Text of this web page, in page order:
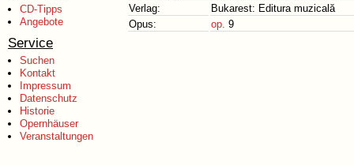
CD-Tipps
Angebote
Service
Suchen
Kontakt
Impressum
Datenschutz
Historie
Opernhäuser
Veranstaltungen
Verlag:
Bukarest: Editura muzicală
Opus:
op. 9